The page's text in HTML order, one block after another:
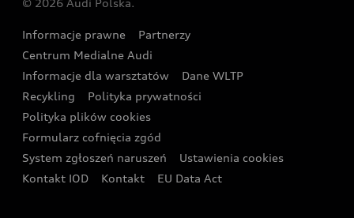
Wyszukaj najbliższego Partnera Audi
Oferta dla przedsiębiorców
Oferta dla klientów prywatnych
Kalkulator rat
Ubezpieczenie
Zasięg
Gwarancja
Akcje serwisowe Audi
Katalog online akcesoriów
Audi i Muzeum Sztuki Nowoczesnej w Warszawie
Audi driving experience
Audi quattro Cup
Audi i Puchar Świata w Skokach Narciarskich w
Zakopanem
© 2026 Audi Polska.
Informacje prawne
Partnerzy
Centrum Medialne Audi
Informacje dla warsztatów
Dane WLTP
Recykling
Polityka prywatności
Polityka plików cookies
Formularz cofnięcia zgód
System zgłoszeń naruszeń
Ustawienia cookies
Kontakt IOD
Kontakt EU Data Act